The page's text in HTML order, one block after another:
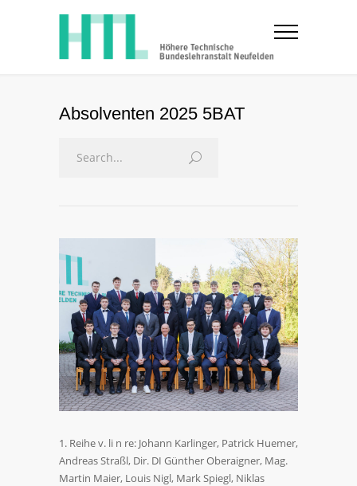
Absolventen 2025 5BAT
1. Reihe v. li n re: Johann Karlinger, Patrick Huemer,
Andreas Straßl, Dir. DI Günther Oberaigner, Mag.
Martin Maier, Louis Nigl, Mark Spiegl, Niklas